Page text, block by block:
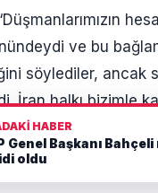
ve bu
söylediler, ancak
İran halkı bizimle
HABER
Genel Başkanı
oldu